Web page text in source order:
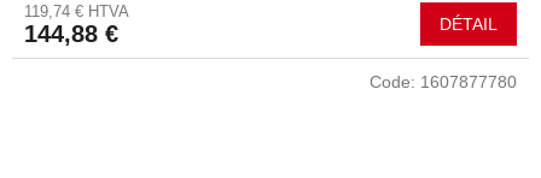
119,74 € HTVA
144,88 € DÉTAIL
Code: 1607877780